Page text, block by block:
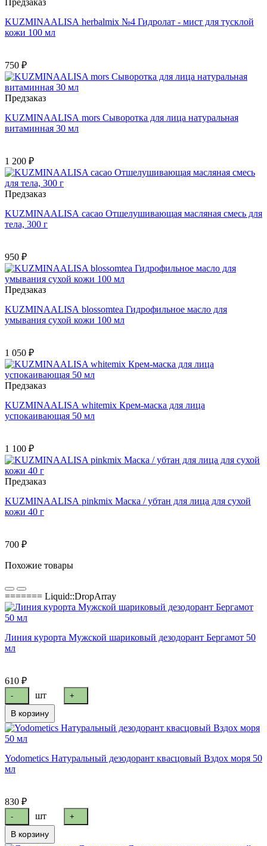
Предзаказ
KUZMINAALISA herbalmix №4 Гидролат - мист для тусклой
кожи 100 мл
750 ₽
Предзаказ
KUZMINAALISA mors Сыворотка для лица натуральная
витаминная 30 мл
1 200 ₽
Предзаказ
KUZMINAALISA cacao Отшелушивающая масляная смесь для
тела, 300 г
950 ₽
Предзаказ
KUZMINAALISA blossomtea Гидрофильное масло для
умывания сухой кожи 100 мл
1 050 ₽
Предзаказ
KUZMINAALISA whitemix Крем-маска для лица
успокаивающая 50 мл
1 100 ₽
Предзаказ
KUZMINAALISA pinkmix Маска / убтан для лица для сухой
кожи 40 г
700 ₽
Похожие товары
======= Liquid::DropArray
Линия курорта Мужской шариковый дезодорант Бергамот 50
мл
610 ₽
- шт +
В корзину
Yodometics Натуральный дезодорант квасцовый Вздох моря 50
мл
830 ₽
- шт +
В корзину